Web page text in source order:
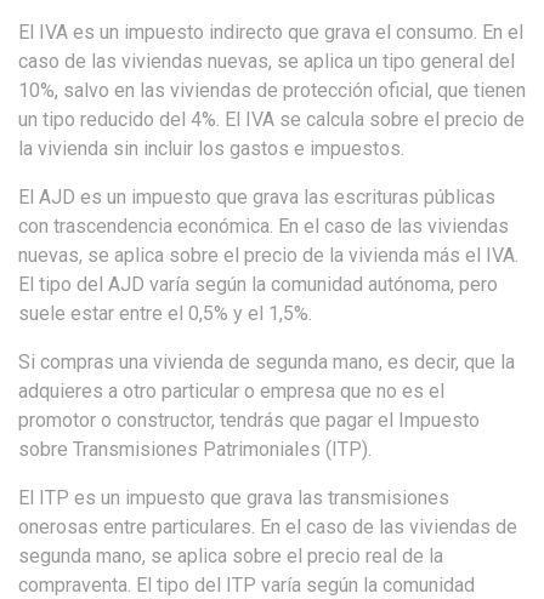
El IVA es un impuesto indirecto que grava el consumo. En el
caso de las viviendas nuevas, se aplica un tipo general del
10%, salvo en las viviendas de protección oficial, que tienen
un tipo reducido del 4%. El IVA se calcula sobre el precio de
la vivienda sin incluir los gastos e impuestos.
El AJD es un impuesto que grava las escrituras públicas
con trascendencia económica. En el caso de las viviendas
nuevas, se aplica sobre el precio de la vivienda más el IVA.
El tipo del AJD varía según la comunidad autónoma, pero
suele estar entre el 0,5% y el 1,5%.
Si compras una vivienda de segunda mano, es decir, que la
adquieres a otro particular o empresa que no es el
promotor o constructor, tendrás que pagar el Impuesto
sobre Transmisiones Patrimoniales (ITP).
El ITP es un impuesto que grava las transmisiones
onerosas entre particulares. En el caso de las viviendas de
segunda mano, se aplica sobre el precio real de la
compraventa. El tipo del ITP varía según la comunidad